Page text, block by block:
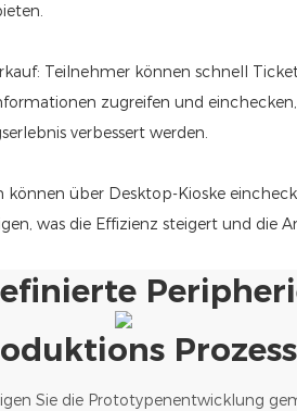
Teilnehmer können schnell
zugreifen und
verbessert werden.
können über Desktop-Kioske
was die Effizienz steigert und die
Prozess
Sie die Prototypenentwicklung